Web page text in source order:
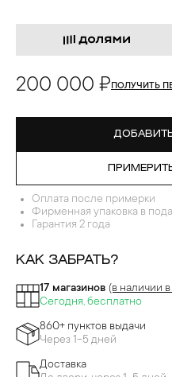
200 000 ₽ ПОЛУЧИТЬ
Оплата после примерки
Фирменная упаковка в
Гарантия 2 года
КАК ЗАБРАТЬ?
17 магазинов (в наличии в
Сегодня, бесплатно
860+ пунктов выдачи
Через 1-5 дней
Доставка